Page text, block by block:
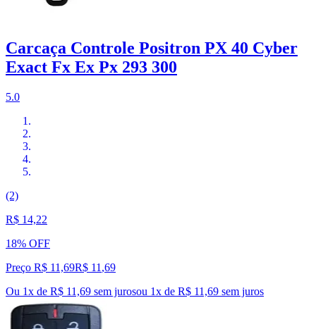
Carcaça Controle Positron PX 40 Cyber
Exact Fx Ex Px 293 300
5.0
(2)
R$ 14,22
18% OFF
Preço R$ 11,69R$ 11 ,69
Ou 1x de R$ 11,69 sem jurosou 1x de R$ 11,69 sem juros